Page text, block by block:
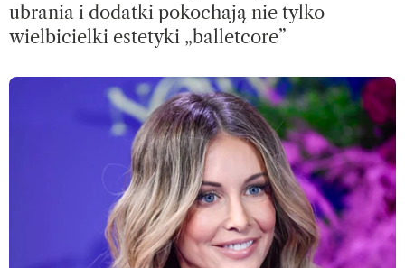
ubrania i dodatki pokochają nie tylko
wielbicielki estetyki „balletcore”